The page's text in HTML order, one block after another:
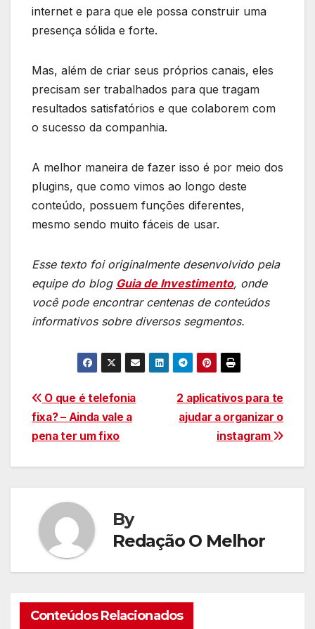
internet e para que ele possa construir uma
presença sólida e forte.
Mas, além de criar seus próprios canais, eles
precisam ser trabalhados para que tragam
resultados satisfatórios e que colaborem com
o sucesso da companhia.
A melhor maneira de fazer isso é por meio dos
plugins, que como vimos ao longo deste
conteúdo, possuem funções diferentes,
mesmo sendo muito fáceis de usar.
Esse texto foi originalmente desenvolvido pela
equipe do blog Guia de Investimento, onde
você pode encontrar centenas de conteúdos
informativos sobre diversos segmentos.
Navegação
de
Post
2 aplicativos para te
ajudar a organizar o
instagram
O que é telefonia
fixa? – Ainda vale a
pena ter um fixo
By
Redação O Melhor
Conteúdos Relacionados